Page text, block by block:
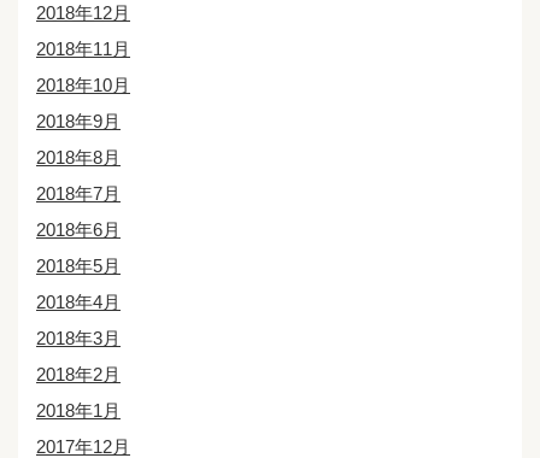
2018年12月
2018年11月
2018年10月
2018年9月
2018年8月
2018年7月
2018年6月
2018年5月
2018年4月
2018年3月
2018年2月
2018年1月
2017年12月